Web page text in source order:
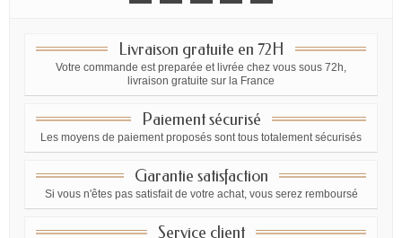
Livraison gratuite en 72H
Votre commande est preparée et livrée chez vous sous 72h,
livraison gratuite sur la France
Paiement sécurisé
Les moyens de paiement proposés sont tous totalement sécurisés
Garantie satisfaction
Si vous n'êtes pas satisfait de votre achat, vous serez remboursé
Service client